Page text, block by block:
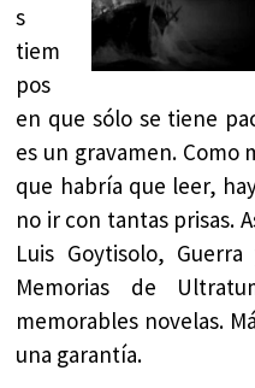
s
tiem
pos
en que sólo se tiene
es un gravamen. Como
que habría que leer,
no ir con tantas prisas.
Luis Goytisolo,
Memorias de
memorables novelas.
una garantía.